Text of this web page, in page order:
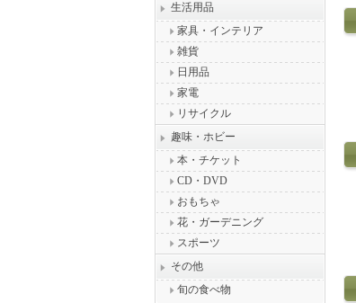
生活用品
家具・インテリア
雑貨
日用品
家電
リサイクル
趣味・ホビー
本・チケット
CD・DVD
おもちゃ
花・ガーデニング
スポーツ
その他
旬の食べ物